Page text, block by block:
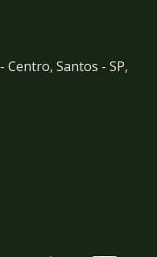
Centro, Santos - SP,